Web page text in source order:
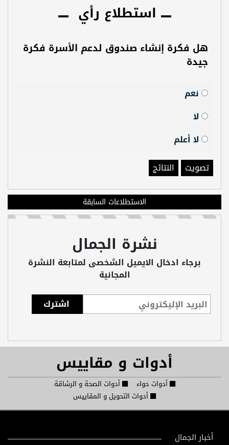
استطلاع رأي
هل فكرة إنشاء صندوق لدعم الأسرة فكرة
جيدة
نعم
لا
لا أعلم
تصويت
النتائج
الاستطلاعات السابقة
نشرة الجمال
برجاء ادخال الايميل الشخصى لمتابعة النشرة
المجانية
أدوات و مقاييس
أدوات حواء
أدوات الصحة و الرشاقة
أدوات التحويل و المقاييس
أخبار الجمال